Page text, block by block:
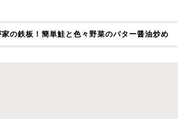
家の鉄板！簡単鮭と色々野菜のバター醤油炒め